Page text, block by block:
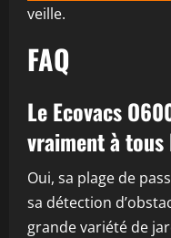
veille.
FAQ
Le Ecovacs
vraiment à
Oui, sa plage de
sa détection
grande variété de